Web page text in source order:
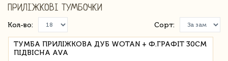
ПРИЛІЖКОВІ ТУМБОЧКИ
Кол-во: Сорт:
ТУМБА ПРИЛІЖКОВА ДУБ WOTAN + Ф.ГРАФІТ 30СМ
ПІДВІСНА AVA